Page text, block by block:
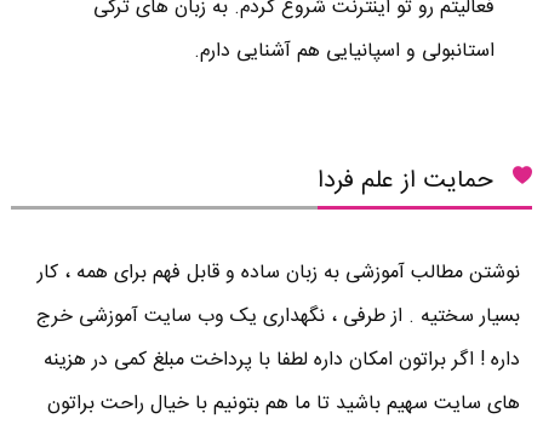
فعالیتم رو تو اینترنت شروع کردم. به زبان های ترکی
استانبولی و اسپانیایی هم آشنایی دارم.
حمایت از علم فردا
نوشتن مطالب آموزشی به زبان ساده و قابل فهم برای همه ، کار
بسیار سختیه . از طرفی ، نگهداری یک وب سایت آموزشی خرج
داره ! اگر براتون امکان داره لطفا با پرداخت مبلغ کمی در هزینه
های سایت سهیم باشید تا ما هم بتونیم با خیال راحت براتون